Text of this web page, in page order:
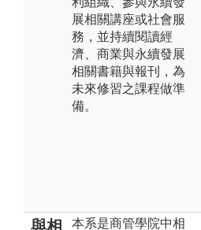
展相關講座或社會服
務，並持續閱讀經
濟、商業與永續發展
相關書籍與報刊，為
未來修習之課程做準
備。
與相
本系是商管學院中相